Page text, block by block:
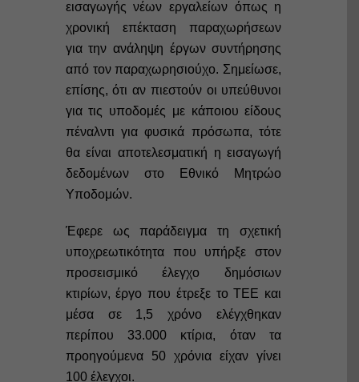
εισαγωγής νέων εργαλείων όπως η
χρονική επέκταση παραχωρήσεων
για την ανάληψη έργων συντήρησης
από τον παραχωρησιούχο. Σημείωσε,
επίσης, ότι αν πιεστούν οι υπεύθυνοι
για τις υποδομές με κάποιου είδους
πέναλντι για φυσικά πρόσωπα, τότε
θα είναι αποτελεσματική η εισαγωγή
δεδομένων στο Εθνικό Μητρώο
Υποδομών.
Έφερε ως παράδειγμα τη σχετική
υποχρεωτικότητα που υπήρξε στον
προσεισμικό έλεγχο δημόσιων
κτιρίων, έργο που έτρεξε το ΤΕΕ και
μέσα σε 1,5 χρόνο ελέγχθηκαν
περίπου 33.000 κτίρια, όταν τα
προηγούμενα 50 χρόνια είχαν γίνει
100 έλεγχοι.